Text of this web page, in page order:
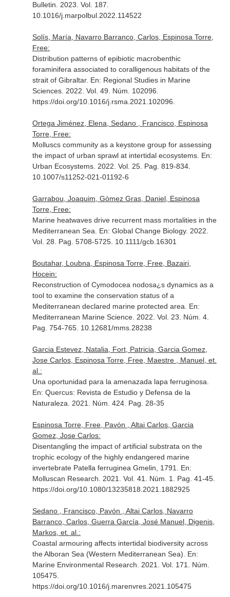
Bulletin . 2023. Vol. 187.
10.1016/j.marpolbul.2022.114522
Solís, María, Navarro Barranco, Carlos, Espinosa Torre,
Free:
Distribution patterns of epibiotic macrobenthic
foraminifera associated to coralligenous habitats of the
strait of Gibraltar. En: Regional Studies in Marine
Sciences. 2022. Vol. 49. Núm. 102096.
https://doi.org/10.1016/j.rsma.2021.102096.
Ortega Jiménez, Elena, Sedano , Francisco, Espinosa
Torre, Free:
Molluscs community as a keystone group for assessing
the impact of urban sprawl at intertidal ecosystems. En:
Urban Ecosystems. 2022. Vol. 25. Pag. 819-834.
10.1007/s11252-021-01192-6
Garrabou, Joaquim, Gómez Gras, Daniel, Espinosa
Torre, Free:
Marine heatwaves drive recurrent mass mortalities in the
Mediterranean Sea. En: Global Change Biology. 2022.
Vol. 28. Pag. 5708-5725. 10.1111/gcb.16301
Boutahar, Loubna, Espinosa Torre, Free, Bazairi,
Hocein:
Reconstruction of Cymodocea nodosa¿s dynamics as a
tool to examine the conservation status of a
Mediterranean declared marine protected area. En:
Mediterranean Marine Science. 2022. Vol. 23. Núm. 4.
Pag. 754-765. 10.12681/mms.28238
Garcia Estevez, Natalia, Fort, Patricia, Garcia Gomez,
Jose Carlos, Espinosa Torre, Free, Maestre , Manuel, et.
al.:
Una oportunidad para la amenazada lapa ferruginosa.
En: Quercus: Revista de Estudio y Defensa de la
Naturaleza . 2021. Núm. 424. Pag. 28-35
Espinosa Torre, Free, Pavón , Altai Carlos, Garcia
Gomez, Jose Carlos:
Disentangling the impact of artificial substrata on the
trophic ecology of the highly endangered marine
invertebrate Patella ferruginea Gmelin, 1791. En:
Molluscan Research . 2021. Vol. 41. Núm. 1. Pag. 41-45.
https://doi.org/10.1080/13235818.2021.1882925
Sedano , Francisco, Pavón , Altai Carlos, Navarro
Barranco, Carlos, Guerra García, José Manuel, Digenis,
Markos, et. al.:
Coastal armouring affects intertidal biodiversity across
the Alboran Sea (Western Mediterranean Sea). En:
Marine Environmental Research . 2021. Vol. 171. Núm.
105475.
https://doi.org/10.1016/j.marenvres.2021.105475